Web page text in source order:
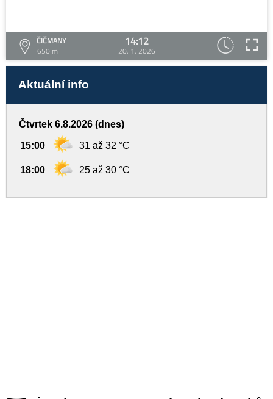
ČIČMANY
650 m
14:12
20. 1. 2026
Aktuální info
Čtvrtek 6.8.2026 (dnes)
15:00 31 až 32 °C
18:00 25 až 30 °C